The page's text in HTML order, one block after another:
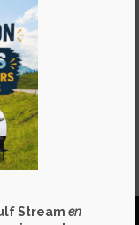
de
Streamen